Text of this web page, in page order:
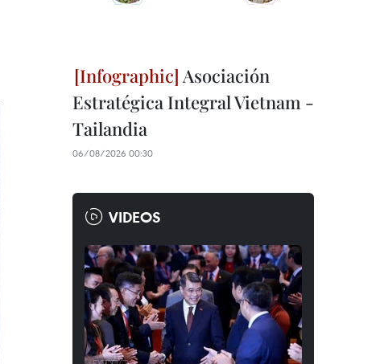
Asociación
Estratégica Integral Vietnam -
Tailandia
06/08/2026 00:30
VIDEOS